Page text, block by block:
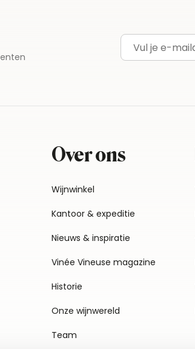
E-mailadres
Over ons
Wijnwinkel
Kantoor & expeditie
Nieuws & inspiratie
Vinée Vineuse magazine
Historie
Onze wijnwereld
Team